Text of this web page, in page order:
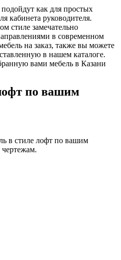
как для простых
кабинета руководителя.
стиле замечательно
в современном
на заказ, также вы можете
в нашем каталоге.
вами мебель в Казани
по вашим
в стиле лофт по вашим